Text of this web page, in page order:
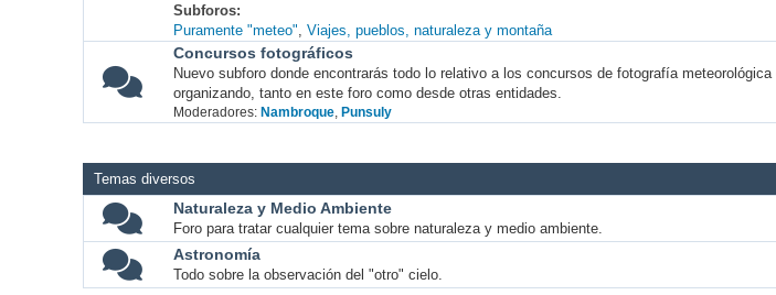
Subforos
Puramente "meteo" Viajes, pueblos, naturaleza y montaña
Concursos fotográficos
Nuevo subforo donde encontrarás todo lo relativo a los concursos de fotografía
organizando, tanto en este foro como desde otras entidades.
Moderadores: Nambroque, Punsuly
Temas diversos
Naturaleza y Medio Ambiente
Foro para tratar cualquier tema sobre naturaleza y medio ambiente.
Astronomía
Todo sobre la observación del "otro" cielo.